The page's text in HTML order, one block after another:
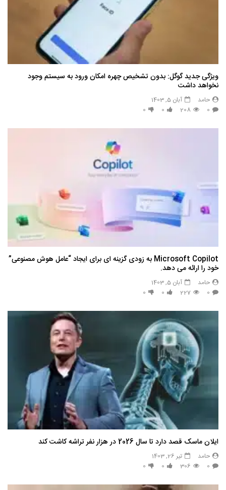
ویژگی جدید گوگل: بدون تشخیص چهره امکان ورود به سیستم وجود
نخواهد داشت
حامد
آبان 5, 1403
0
208
0
0
Microsoft Copilot به زودی گزینه ای برای ایجاد “عامل هوش مصنوعی”
خود را ارائه می دهد.
حامد
آبان 5, 1403
0
227
0
0
ایلان ماسک قصد دارد تا سال 2026 در هزار نفر تراشه کاشت کند
حامد
تیر 26, 1403
0
306
0
0